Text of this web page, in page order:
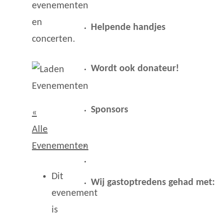
evenementen
en
concerten.
«
Alle
Evenementen
Dit
evenement
is
Helpende handjes
Wordt ook donateur!
Sponsors
Wij gastoptredens gehad met: